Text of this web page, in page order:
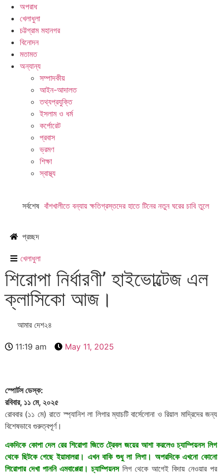
অপরাধ
খেলাধুলা
চট্টগ্রাম মহানগর
বিনোদন
মতামত
অন্যান্য
সম্পাদকীয়
আইন-আদালত
তথ্যপ্রযুক্তি
ইসলাম ও ধর্ম
কর্পোরেট
প্রবাস
ভ্রমণ
শিক্ষা
স্বাস্থ্য
সর্বশেষ বাঁশখালীতে বন্যায় ক্ষতিগ্রস্তদের হাতে টিনের নতুন ঘরের চাবি তুলে
Brazil হেলিকপ্টার বিধ্বস্ত হয়ে ৪ আরোহী নিহত।
প্রচ্ছদ
খেলাধুলা
শিরোপা নির্ধারণী’ হাইভোল্টেজ এল
ক্লাসিকো আজ।
আমার দেশ২৪
11:19 am May 11, 2025
স্পোর্টস ডেস্ক:
রবিবার, ১১ মে, ২০২৫
রোববার (১১ মে) রাতে স্প্যানিশ লা লিগার ম্যাচটি বার্সেলোনা ও রিয়াল মাদ্রিদের জন্য
বিশেষভাবে গুরুত্বপূর্ণ।
একদিকে কোপা দেল রের শিরোপা জিতে ট্রেবল জয়ের আশা করলেও চ্যাম্পিয়নস লিগ
থেকে ছিটকে গেছে ইয়ামালরা। এখন বাকি শুধু লা লিগা। অপরদিকে এখনো কোনো
শিরোপার দেখা পাননি এমবাপ্পেরা। চ্যাম্পিয়নসলিগ থেকে আগেই বিদায় নেওয়ার পর